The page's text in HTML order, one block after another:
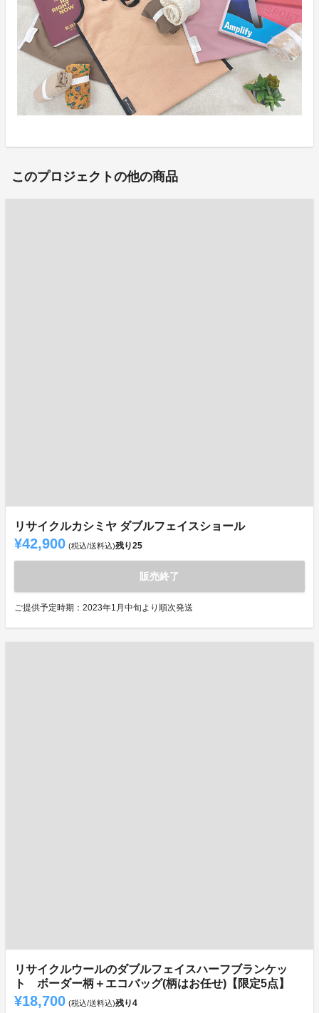
このプロジェクトの他の商品
リサイクルカシミヤ ダブルフェイスショール
¥42,900 (税込/送料込)残り25
販売終了
ご提供予定時期：2023年1月中旬より順次発送
リサイクルウールのダブルフェイスハーフブランケッ
ト ボーダー柄＋エコバッグ(柄はお任せ)【限定5点】
¥18,700 (税込/送料込)残り4